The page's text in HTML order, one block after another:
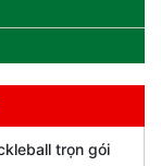
trọn gói